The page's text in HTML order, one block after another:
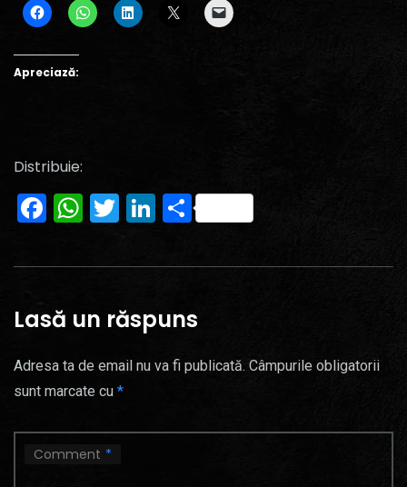
Apreciază:
Distribuie:
Facebook
WhatsApp
Twitter
LinkedIn
Partajează
Lasă un răspuns
Adresa ta de email nu va fi publicată. Câmpurile obligatorii
sunt marcate cu *
Comment *